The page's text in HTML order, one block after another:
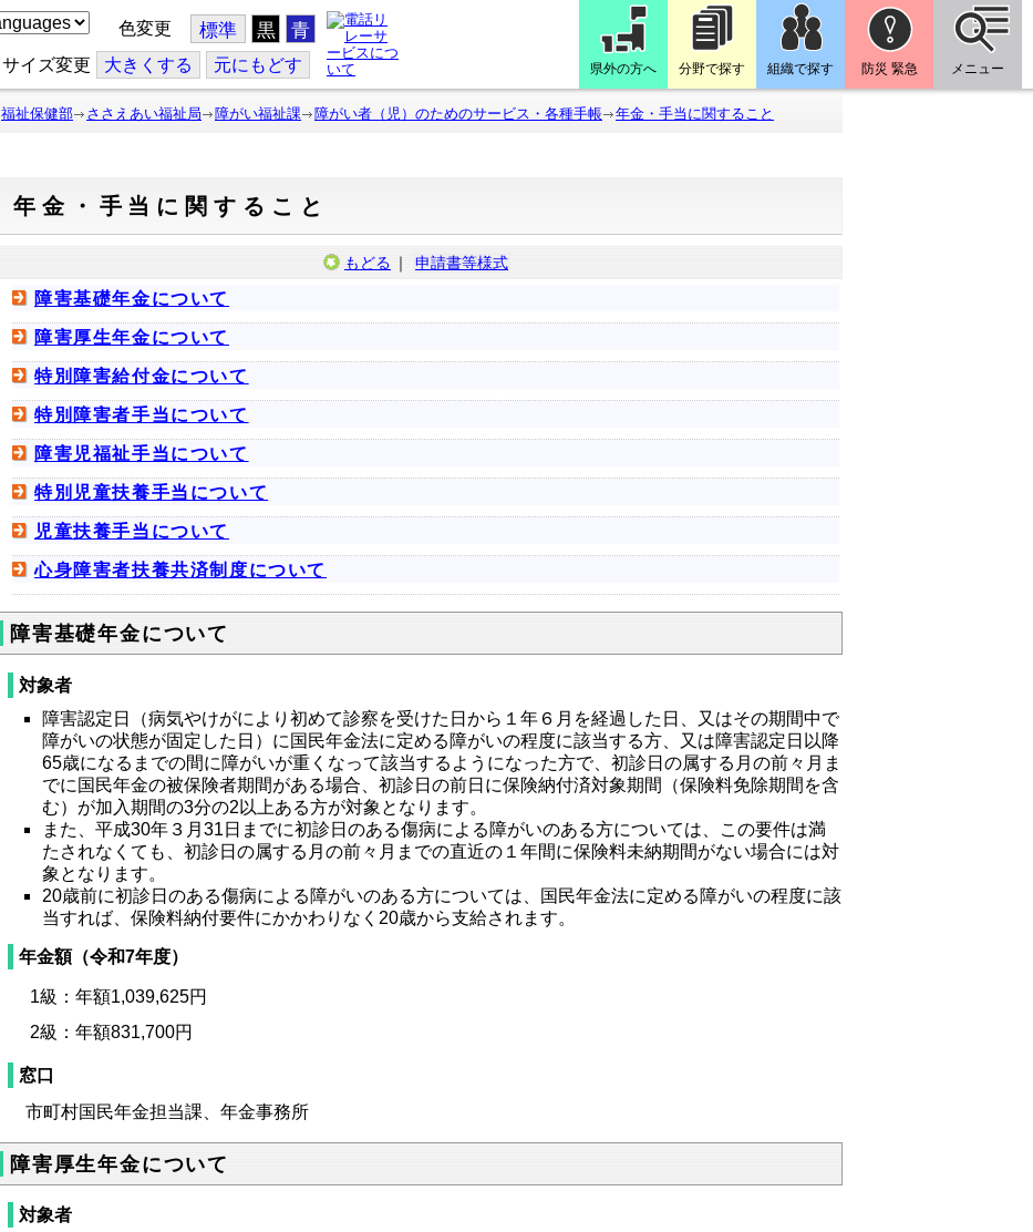
色変更 標準 黒 青
サイズ変更 大きくする 元にもどす 県外の方へ 分野で探す 組織で探す 防災 緊急 メニュー
福祉保健部 ささえあい福祉局 障がい福祉課 障がい者（児）のためのサービス・各種手帳 年金・手当に関すること
年金・手当に関すること
もどる ｜ 申請書等様式
障害基礎年金について
障害厚生年金について
特別障害給付金について
特別障害者手当について
障害児福祉手当について
特別児童扶養手当について
児童扶養手当について
心身障害者扶養共済制度について
障害基礎年金について
対象者
障害認定日（病気やけがにより初めて診察を受けた日から１年６月を経過した日、又はその期間中で
障がいの状態が固定した日）に国民年金法に定める障がいの程度に該当する方、又は障害認定日以降
65歳になるまでの間に障がいが重くなって該当するようになった方で、初診日の属する月の前々月ま
でに国民年金の被保険者期間がある場合、初診日の前日に保険納付済対象期間（保険料免除期間を含
む）が加入期間の3分の2以上ある方が対象となります。
また、平成30年３月31日までに初診日のある傷病による障がいのある方については、この要件は満
たされなくても、初診日の属する月の前々月までの直近の１年間に保険料未納期間がない場合には対
象となります。
20歳前に初診日のある傷病による障がいのある方については、国民年金法に定める障がいの程度に該
当すれば、保険料納付要件にかかわりなく20歳から支給されます。
年金額（令和7年度）
1級：年額1,039,625円
2級：年額831,700円
窓口
市町村国民年金担当課、年金事務所
障害厚生年金について
対象者